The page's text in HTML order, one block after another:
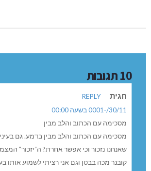
10 תגובות
חגית
REPLY
30/11/-0001 בשעה 00:00
מסכימה עם הכתוב והלב מבין
מסכימה עם הכתוב והלב מבין בדמע. גם
שאנחנו נזכור וכי אפשר אחרת? ה”יזכור”
קובנר מכה בבטן וגם אני רציתי לשמוע אותו